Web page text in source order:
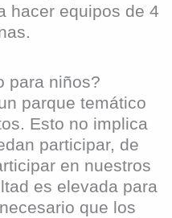
hacer equipos de 4
para niños?
parque temático
Esto no implica
participar, de
en nuestros
es elevada para
que los